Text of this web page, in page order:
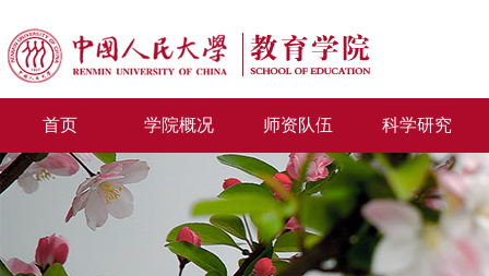
首页 学院概况 师资队伍 科学研究